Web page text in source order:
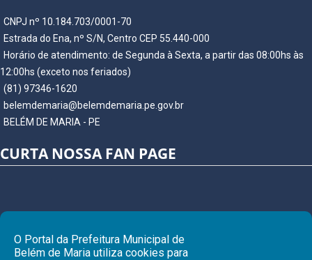
CNPJ nº 10.184.703/0001-70
Estrada do Ena, nº S/N, Centro CEP 55.440-000
Horário de atendimento: de Segunda à Sexta, a partir das 08:00hs às
12:00hs (exceto nos feriados)
(81) 97346-1620
belemdemaria@belemdemaria.pe.gov.br
BELÉM DE MARIA - PE
CURTA NOSSA FAN PAGE
O Portal da Prefeitura Municipal de
Belém de Maria utiliza cookies para